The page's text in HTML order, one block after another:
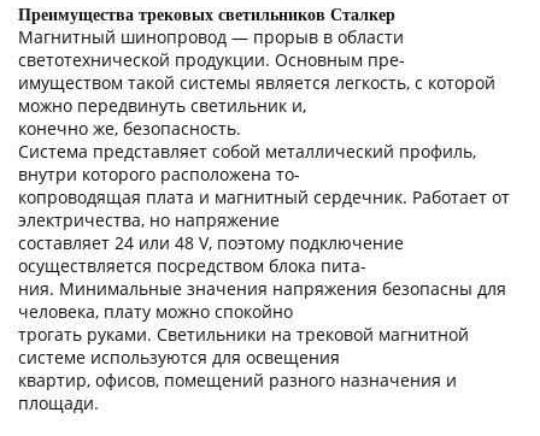
Преимущества трековых светильников Сталкер
Магнитный шинопровод — прорыв в области
светотехнической продукции. Основным пре-
имуществом такой системы является легкость, с которой
можно передвинуть светильник и,
конечно же, безопасность.
Система представляет собой металлический профиль,
внутри которого расположена то-
копроводящая плата и магнитный сердечник. Работает от
электричества, но напряжение
составляет 24 или 48 V, поэтому подключение
осуществляется посредством блока пита-
ния. Минимальные значения напряжения безопасны для
человека, плату можно спокойно
трогать руками. Светильники на трековой магнитной
системе используются для освещения
квартир, офисов, помещений разного назначения и
площади.